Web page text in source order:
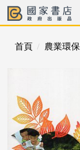
首頁 農業環保